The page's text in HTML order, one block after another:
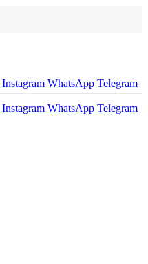
Instagram WhatsApp Telegram
Instagram WhatsApp Telegram